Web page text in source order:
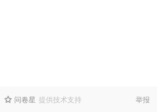
 问卷星 提供技术支持 举报